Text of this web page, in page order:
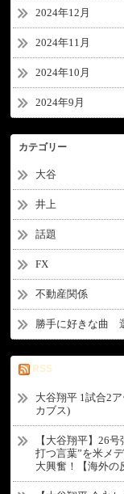
2024年12月
2024年11月
2024年10月
2024年9月
カテゴリー
大谷
井上
話題
FX
不動産関係
勝手に好きな曲
RSS
大谷翔平 1試合2
カブス)
【大谷翔平】26
打つ言葉”を米メ
大興奮！【海外の